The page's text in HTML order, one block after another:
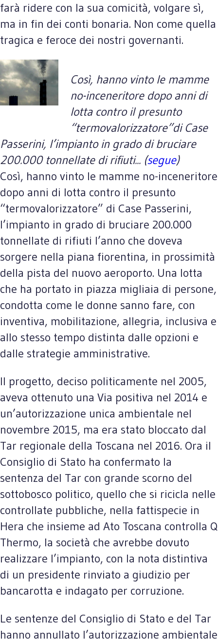
farà ridere con la sua comicità, volgare sì,
ma in fin dei conti bonaria. Non come quella
tragica e feroce dei nostri governanti.
Così, hanno vinto le mamme
no-inceneritore dopo anni di
lotta contro il presunto
“termovalorizzatore”di Case
Passerini, l’impianto in grado di bruciare
200.000 tonnellate di rifiuti... (segue)
Così, hanno vinto le mamme no-inceneritore
dopo anni di lotta contro il presunto
“termovalorizzatore” di Case Passerini,
l’impianto in grado di bruciare 200.000
tonnellate di rifiuti l’anno che doveva
sorgere nella piana fiorentina, in prossimità
della pista del nuovo aeroporto. Una lotta
che ha portato in piazza migliaia di persone,
condotta come le donne sanno fare, con
inventiva, mobilitazione, allegria, inclusiva e
allo stesso tempo distinta dalle opzioni e
dalle strategie amministrative.
Il progetto, deciso politicamente nel 2005,
aveva ottenuto una Via positiva nel 2014 e
un’autorizzazione unica ambientale nel
novembre 2015, ma era stato bloccato dal
Tar regionale della Toscana nel 2016. Ora il
Consiglio di Stato ha confermato la
sentenza del Tar con grande scorno del
sottobosco politico, quello che si ricicla nelle
controllate pubbliche, nella fattispecie in
Hera che insieme ad Ato Toscana controlla Q
Thermo, la società che avrebbe dovuto
realizzare l’impianto, con la nota distintiva
di un presidente rinviato a giudizio per
bancarotta e indagato per corruzione.
Le sentenze del Consiglio di Stato e del Tar
hanno annullato l’autorizzazione ambientale